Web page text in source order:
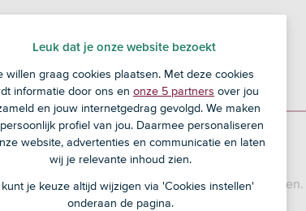
SNS?
of ga naar de SNS App om daar je schade te melden.
Leuk dat je onze website bezoekt
willen graag cookies plaatsen. Met deze cookies
informatie door ons en onze 5 partners over jou
en jouw internetgedrag gevolgd. We maken
profiel van jou. Daarmee personaliseren
website, advertenties en communicatie en laten
wij je relevante inhoud zien.
je keuze altijd wijzigen via 'Cookies instellen'
onderaan de pagina.